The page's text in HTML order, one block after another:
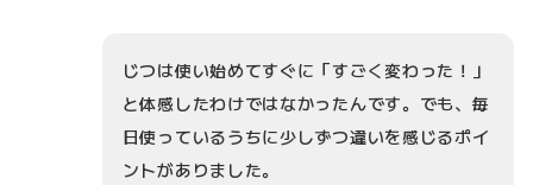
じつは使い始めてすぐに「すごく変わった！」
と体感したわけではなかったんです。でも、毎
日使っているうちに少しずつ違いを感じるポイ
ントがありました。